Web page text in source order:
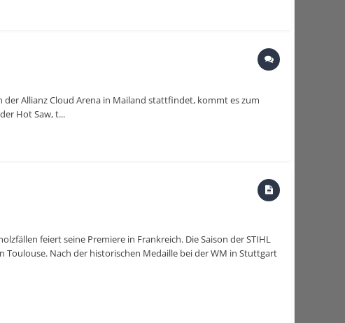
der Allianz Cloud Arena in Mailand stattfindet, kommt es zum
Hot Saw, t...
feiert seine Premiere in Frankreich. Die Saison der STIHL
Toulouse. Nach der historischen Medaille bei der WM in Stuttgart